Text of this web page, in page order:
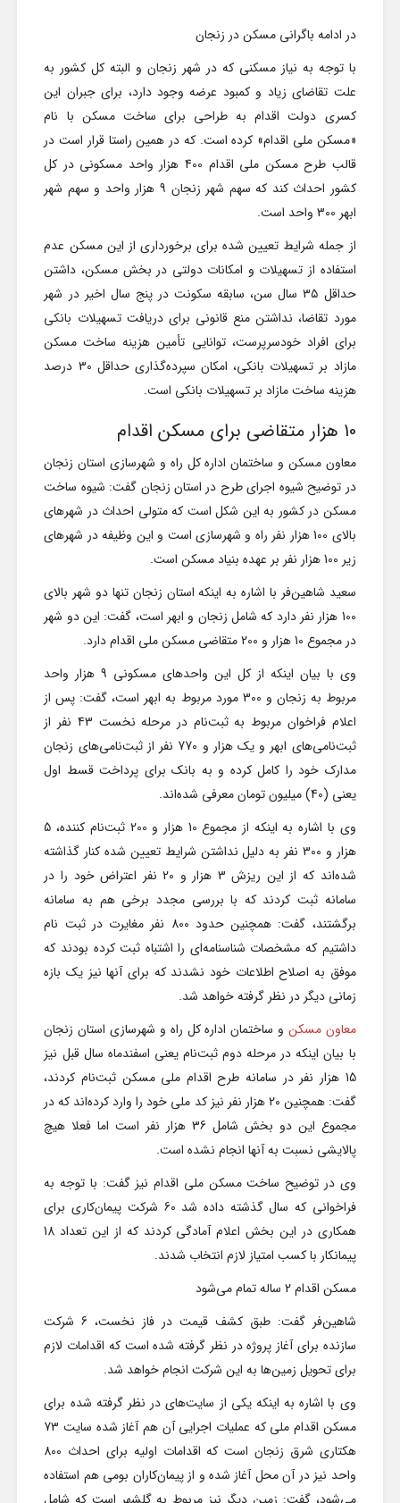
در ادامه باگرانی مسکن در زنجان
با توجه به نیاز مسکنی که در شهر زنجان و البته کل کشور به
علت تقاضای زیاد و کمبود عرضه وجود دارد، برای جبران این
کسری دولت اقدام به طراحی برای ساخت مسکن با نام
«مسکن ملی اقدام» کرده است. که در همین راستا قرار است در
قالب طرح مسکن ملی اقدام 400 هزار واحد مسکونی در کل
کشور احداث کند که سهم شهر زنجان 9 هزار واحد و سهم شهر
ابهر 300 واحد است.
از جمله شرایط تعیین شده برای برخورداری از این مسکن عدم
استفاده از تسهیلات و امکانات دولتی در بخش مسکن، داشتن
حداقل ۳۵ سال سن، سابقه سکونت در پنج سال اخیر در شهر
مورد تقاضا، نداشتن منع قانونی برای دریافت تسهیلات بانکی
برای افراد خودسرپرست، توانایی تأمین هزینه ساخت مسکن
مازاد بر تسهیلات بانکی، امکان سپرده‌گذاری حداقل 30 درصد
هزینه ساخت مازاد بر تسهیلات بانکی است.
10 هزار متقاضی برای مسکن اقدام
معاون مسکن و ساختمان اداره کل راه و شهرسازی استان زنجان
در توضیح شیوه اجرای طرح در استان زنجان گفت: شیوه ساخت
مسکن در کشور به این شکل است که متولی احداث در شهرهای
بالای 100 هزار نفر راه و شهرسازی است و این وظیفه در شهرهای
زیر 100 هزار نفر بر عهده بنیاد مسکن است.
سعید شاهین‌فر با اشاره به اینکه استان زنجان تنها دو شهر بالای
100 هزار نفر دارد که شامل زنجان و ابهر است، گفت: این دو شهر
در مجموع 10 هزار و 200 متقاضی مسکن ملی اقدام دارد.
وی با بیان اینکه از کل این واحدهای مسکونی 9 هزار واحد
مربوط به زنجان و 300 مورد مربوط به ابهر است، گفت: پس از
اعلام فراخوان مربوط به ثبت‌نام در مرحله نخست 43 نفر از
ثبت‌‎نامی‌‎های ابهر و یک هزار و 770 نفر از ثبت‌نامی‌های زنجان
مدارک خود را کامل کرده‌ و به بانک برای پرداخت قسط اول
یعنی (40) میلیون تومان معرفی شده‌اند.
وی با اشاره به اینکه از مجموع 10 هزار و 200 ثبت‌نام کننده، 5
هزار و 300 نفر به دلیل نداشتن شرایط تعیین شده کنار گذاشته
شده‌اند که از این ریزش 3 هزار و 20 نفر اعتراض خود را در
سامانه ثبت کردند که با بررسی مجدد برخی هم به سامانه
برگشتند، گفت: همچنین حدود 800 نفر مغایرت در ثبت نام
داشتیم که مشخصات شناسنامه‌ای را اشتباه ثبت کرده بودند که
موفق به اصلاح اطلاعات خود نشدند که برای آنها نیز یک بازه
زمانی دیگر در نظر گرفته خواهد شد.
معاون مسکن و ساختمان اداره کل راه و شهرسازی استان زنجان
با بیان اینکه در مرحله دوم ثبت‌نام یعنی اسفندماه سال قبل نیز
15 هزار نفر در سامانه طرح اقدام ملی مسکن ثبت‌نام کردند،
گفت: همچنین 20 هزار نفر نیز کد ملی خود را وارد کرده‌اند که در
مجموع این دو بخش شامل 36 هزار نفر است اما فعلا هیچ
پالایشی نسبت به آنها انجام نشده است.
وی در توضیح ساخت مسکن ملی اقدام نیز گفت: با توجه به
فراخوانی که سال گذشته داده شد 60 شرکت پیمان‌کاری برای
همکاری در این بخش اعلام آمادگی کردند که از این تعداد 18
پیمانکار با کسب امتیاز لازم انتخاب شدند.
مسکن اقدام 2 ساله تمام می‌شود
شاهین‌فر گفت: طبق کشف قیمت در فاز نخست، 6 شرکت
سازنده برای آغاز پروژه در نظر گرفته شده است که اقدامات لازم
برای تحویل زمین‌ها به این شرکت انجام خواهد شد.
وی با اشاره به اینکه یکی از سایت‌های در نظر گرفته شده برای
مسکن اقدام ملی که عملیات اجرایی آن هم آغاز شده سایت 73
هکتاری شرق زنجان است که اقدامات اولیه برای احداث 800
واحد نیز در آن محل آغاز شده و از پیمان‌کاران بومی هم استفاده